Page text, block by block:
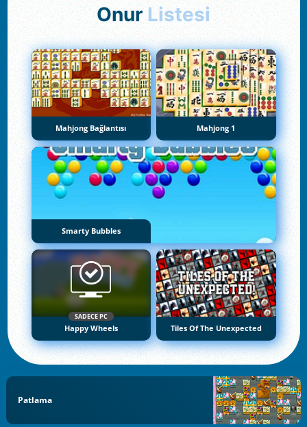
Onur Listesi
Mahjong Bağlantısı Mahjong 1
Smarty Bubbles
SADECE PC
Happy Wheels Tiles Of The Unexpected
Patlama